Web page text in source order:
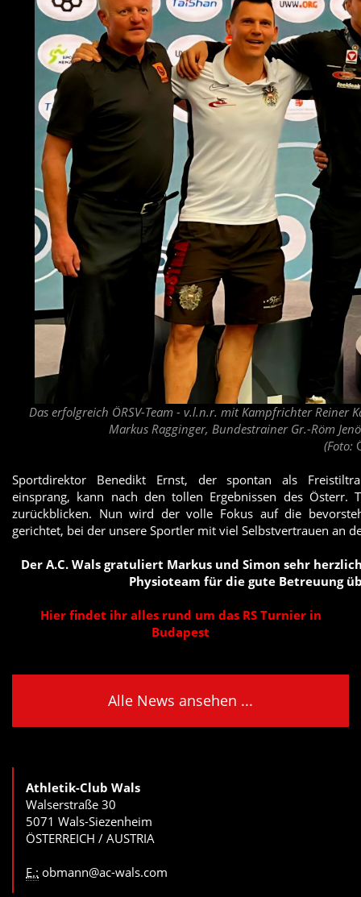
Das erfolgreich ÖRSV-Team - v.l.n.r. mit Kampfrichter
Markus Ragginger, Bundestrainer Gr.-Röm
(Foto:
Sportdirektor Benedikt Ernst, der spontan als
einsprang, kann nach den tollen Ergebnissen des
zurückblicken. Nun wird der volle Fokus auf die
gerichtet, bei der unsere Sportler mit viel Selbstvertrauen an
Der A.C. Wals gratuliert Markus und Simon sehr
Physioteam für die gute Betreuung
Hier findet ihr alles rund um das RS Turnier in
Budapest
Alle News ansehen ...
Athletik-Club Wals
Walserstraße 30
5071 Wals-Siezenheim
ÖSTERREICH / AUSTRIA
E.: obmann@ac-wals.com